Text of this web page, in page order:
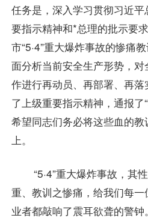
任务是，深入学习贯彻习近
要指示精神和*总理的批示要
市“5·4”重大爆炸事故的惨痛
面分析当前安全生产形势，
作进行再动员、再部署、再
了上级重要指示精神，通报了
希望同志们务必将这些血的
上。
“5·4”重大爆炸事故，其
重、教训之惨痛，给我们每
业者都敲响了震耳欲聋的警